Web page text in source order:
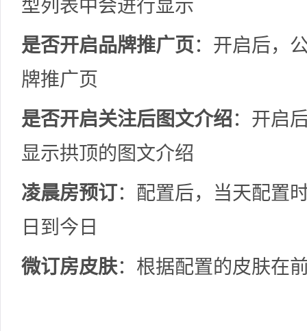
型列表中会进行显示
是否开启品牌推广页：开启后，
牌推广页
是否开启关注后图文介绍：开启
显示拱顶的图文介绍
凌晨房预订 ：配置后，当天配置
日到今日
微订房皮肤：根据配置的皮肤在